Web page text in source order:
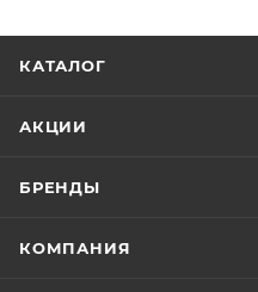
КАТАЛОГ
АКЦИИ
БРЕНДЫ
КОМПАНИЯ